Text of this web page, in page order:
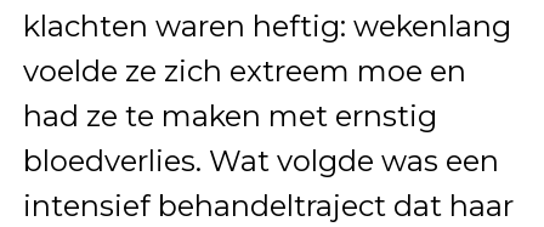
klachten waren heftig: wekenlang
voelde ze zich extreem moe en
had ze te maken met ernstig
bloedverlies. Wat volgde was een
intensief behandeltraject dat haar